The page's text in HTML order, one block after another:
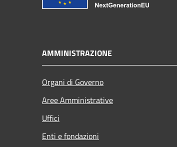
AMMINISTRAZIONE
Organi di Governo
Aree Amministrative
Uffici
Enti e fondazioni